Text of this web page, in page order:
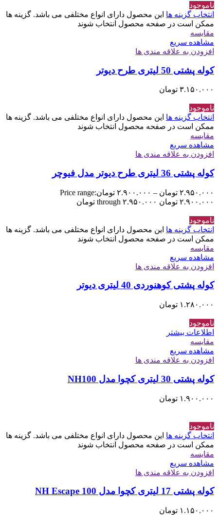
ناموجود
انتخاب گزینه ها این محصول دارای انواع مختلفی می باشد. گزینه ها
ممکن است در صفحه محصول انتخاب شوند
مقایسه
مشاهده سریع
افزودن به علاقه مندی ها
کوله پشتی 50 لیتری طرح دیوتر
۳.۱۵۰.۰۰۰ تومان
ناموجود
انتخاب گزینه ها این محصول دارای انواع مختلفی می باشد. گزینه ها
ممکن است در صفحه محصول انتخاب شوند
مقایسه
مشاهده سریع
افزودن به علاقه مندی ها
کوله پشتی 36 لیتری طرح دیوتر مدل فیوچر
۲.۹۵۰.۰۰۰ تومان – ۲.۹۰۰.۰۰۰ تومانPrice range:
۲.۹۰۰.۰۰۰ تومان through ۲.۹۵۰.۰۰۰ تومان
ناموجود
انتخاب گزینه ها این محصول دارای انواع مختلفی می باشد. گزینه ها
ممکن است در صفحه محصول انتخاب شوند
مقایسه
مشاهده سریع
افزودن به علاقه مندی ها
کوله پشتی کوهنوردی 40 لیتری دیوتر
۱.۲۸۰.۰۰۰ تومان
ناموجود
اطلاعات بیشتر
مقایسه
مشاهده سریع
افزودن به علاقه مندی ها
کوله پشتی 30 لیتری کچوا مدل NH100
۱.۹۰۰.۰۰۰ تومان
ناموجود
انتخاب گزینه ها این محصول دارای انواع مختلفی می باشد. گزینه ها
ممکن است در صفحه محصول انتخاب شوند
مقایسه
مشاهده سریع
افزودن به علاقه مندی ها
کوله پشتی 17 لیتری کچوا مدل NH Escape 100
۱.۱۵۰.۰۰۰ تومان